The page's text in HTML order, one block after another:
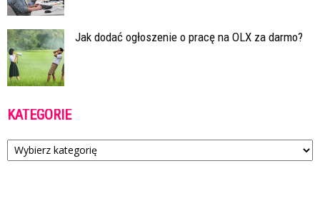
Jak dodać ogłoszenie o pracę na OLX za darmo?
KATEGORIE
Kategorie